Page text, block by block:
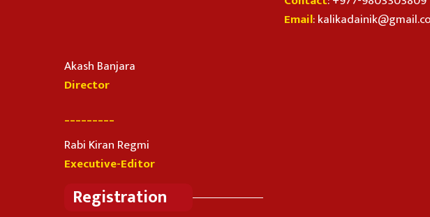
Akash Banjara
Director
_________
Rabi Kiran Regmi
Executive-Editor
Registration
Email: